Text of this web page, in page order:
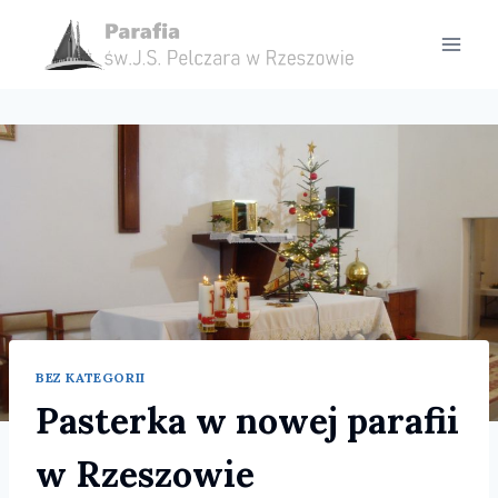
treści
BEZ KATEGORII
Pasterka w nowej parafii
w Rzeszowie